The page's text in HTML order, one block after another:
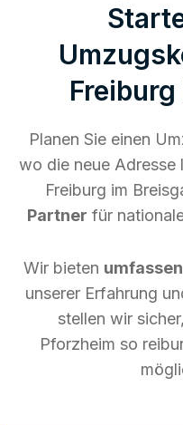
Planen Sie einen
wo die neue Adresse
Freiburg im
Partner für
Wir bieten
unserer Erfahrung
stellen wir
Pforzheim so